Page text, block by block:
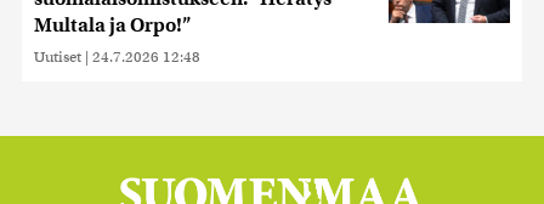
Multala ja Orpo!”
Uutiset | 24.7.2026 12:48